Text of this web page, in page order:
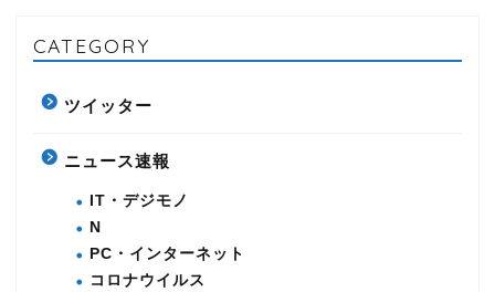
CATEGORY
ツイッター
ニュース速報
IT・デジモノ
N
PC・インターネット
コロナウイルス